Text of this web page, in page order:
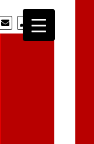
phone